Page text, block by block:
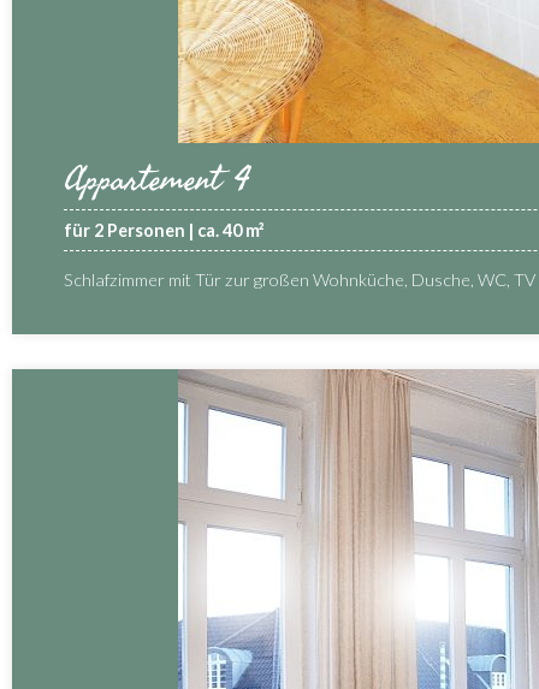
Appartement 4
für 2 Personen | ca. 40 m²
Schlafzimmer mit Tür zur großen Wohnküche, Dusche, WC, TV